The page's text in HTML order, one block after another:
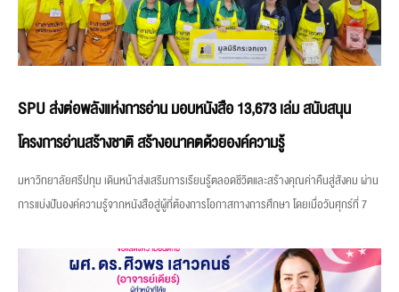
SPU ส่งต่อพลังแห่งการอ่าน มอบหนังสือ 13,673 เล่ม สนับสนุน
โครงการอ่านสร้างชาติ สร้างอนาคตด้วยองค์ความรู้
มหาวิทยาลัยศรีปทุม เดินหน้าส่งเสริมการเรียนรู้ตลอดชีวิตและสร้างคุณค่าคืนสู่สังคม ผ่าน
การแบ่งปันองค์ความรู้จากหนังสือสู่ผู้ที่ต้องการโอกาสทางการศึกษา โดยเมื่อวันศุกร์ที่ 7